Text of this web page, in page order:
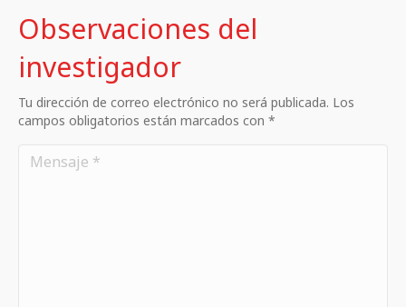
Observaciones del
investigador
Tu dirección de correo electrónico no será publicada. Los
campos obligatorios están marcados con *